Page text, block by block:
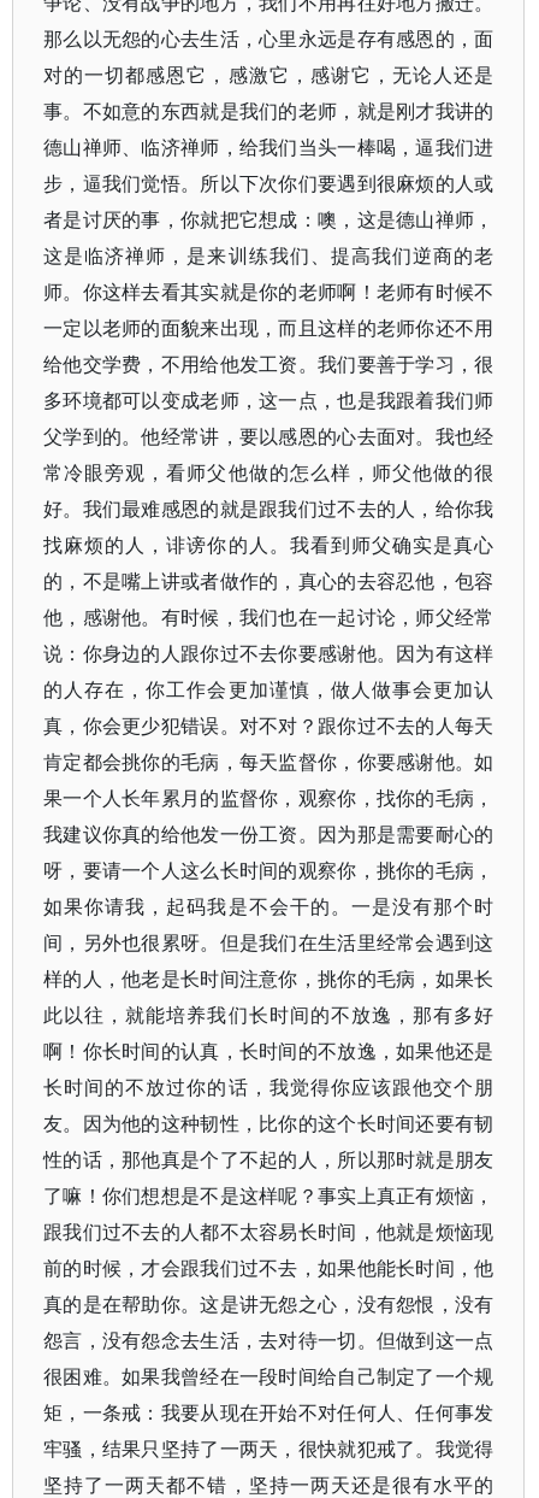
那么以无怨的心去生活，心里永远是存有感恩的，面
对的一切都感恩它，感激它，感谢它，无论人还是
事。不如意的东西就是我们的老师，就是刚才我讲的
德山禅师、临济禅师，给我们当头一棒喝，逼我们进
步，逼我们觉悟。所以下次你们要遇到很麻烦的人或
者是讨厌的事，你就把它想成：噢，这是德山禅师，
这是临济禅师，是来训练我们、提高我们逆商的老
师。你这样去看其实就是你的老师啊！老师有时候不
一定以老师的面貌来出现，而且这样的老师你还不用
给他交学费，不用给他发工资。我们要善于学习，很
多环境都可以变成老师，这一点，也是我跟着我们师
父学到的。他经常讲，要以感恩的心去面对。我也经
常冷眼旁观，看师父他做的怎么样，师父他做的很
好。我们最难感恩的就是跟我们过不去的人，给你我
找麻烦的人，诽谤你的人。我看到师父确实是真心
的，不是嘴上讲或者做作的，真心的去容忍他，包容
他，感谢他。有时候，我们也在一起讨论，师父经常
说：你身边的人跟你过不去你要感谢他。因为有这样
的人存在，你工作会更加谨慎，做人做事会更加认
真，你会更少犯错误。对不对？跟你过不去的人每天
肯定都会挑你的毛病，每天监督你，你要感谢他。如
果一个人长年累月的监督你，观察你，找你的毛病，
我建议你真的给他发一份工资。因为那是需要耐心的
呀，要请一个人这么长时间的观察你，挑你的毛病，
如果你请我，起码我是不会干的。一是没有那个时
间，另外也很累呀。但是我们在生活里经常会遇到这
样的人，他老是长时间注意你，挑你的毛病，如果长
此以往，就能培养我们长时间的不放逸，那有多好
啊！你长时间的认真，长时间的不放逸，如果他还是
长时间的不放过你的话，我觉得你应该跟他交个朋
友。因为他的这种韧性，比你的这个长时间还要有韧
性的话，那他真是个了不起的人，所以那时就是朋友
了嘛！你们想想是不是这样呢？事实上真正有烦恼，
跟我们过不去的人都不太容易长时间，他就是烦恼现
前的时候，才会跟我们过不去，如果他能长时间，他
真的是在帮助你。这是讲无怨之心，没有怨恨，没有
怨言，没有怨念去生活，去对待一切。但做到这一点
很困难。如果我曾经在一段时间给自己制定了一个规
矩，一条戒：我要从现在开始不对任何人、任何事发
牢骚，结果只坚持了一两天，很快就犯戒了。我觉得
坚持了一两天都不错，坚持一两天还是很有水平的